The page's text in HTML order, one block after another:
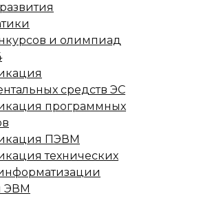
и олимпиад
средств ЭС
программных
ПЭВМ
технических
ЭВМ